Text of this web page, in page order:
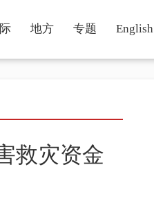
地方 专题 English
救灾资金